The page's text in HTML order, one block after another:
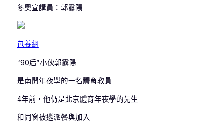
冬奧宣講員：郭露陽
包養網
“90后”小伙郭露陽
是南開年夜學的一名體育教員
4年前，他仍是北京體育年夜學的先生
和同窗被遴派餐與加入